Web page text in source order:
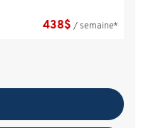
438$ / semaine*